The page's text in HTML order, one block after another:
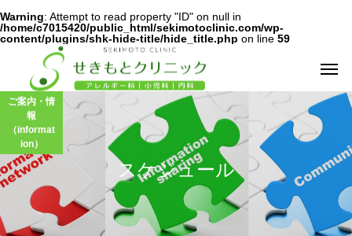
Warning: Attempt to read property "ID" on null in
/home/c7015420/public_html/sekimotoclinic.com/wp-
content/plugins/shk-hide-title/hide_title.php on line 59
アレルギー外来 舌下免疫療法
スケジュール
ご案内・情
報
（informat
ion）